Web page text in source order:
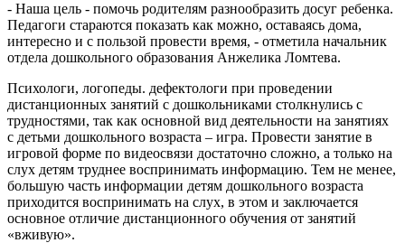
- Наша цель - помочь родителям разнообразить досуг ребенка.
Педагоги стараются показать как можно, оставаясь дома,
интересно и с пользой провести время, - отметила начальник
отдела дошкольного образования Анжелика Ломтева.
Психологи, логопеды. дефектологи при проведении
дистанционных занятий с дошкольниками столкнулись с
трудностями, так как основной вид деятельности на занятиях
с детьми дошкольного возраста – игра. Провести занятие в
игровой форме по видеосвязи достаточно сложно, а только на
слух детям труднее воспринимать информацию. Тем не менее,
большую часть информации детям дошкольного возраста
приходится воспринимать на слух, в этом и заключается
основное отличие дистанционного обучения от занятий
«вживую».